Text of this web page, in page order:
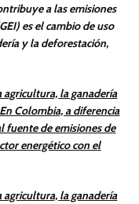
a las emisiones
es el cambio de uso
y la deforestación,
la ganadería
En Colombia, a diferencia
fuente de emisiones de
energético con el
la ganadería